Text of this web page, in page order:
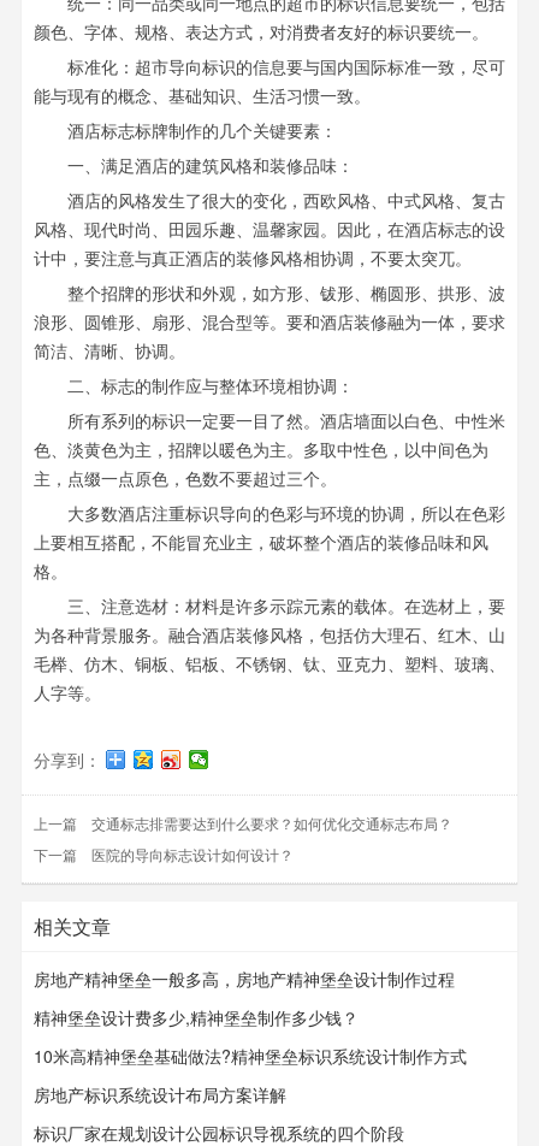
颜色、字体、规格、表达方式，对消费者友好的标识要统一。
标准化：超市导向标识的信息要与国内国际标准一致，尽可
能与现有的概念、基础知识、生活习惯一致。
酒店标志标牌制作的几个关键要素：
一、满足酒店的建筑风格和装修品味：
酒店的风格发生了很大的变化，西欧风格、中式风格、复古
风格、现代时尚、田园乐趣、温馨家园。因此，在酒店标志的设
计中，要注意与真正酒店的装修风格相协调，不要太突兀。
整个招牌的形状和外观，如方形、钹形、椭圆形、拱形、波
浪形、圆锥形、扇形、混合型等。要和酒店装修融为一体，要求
简洁、清晰、协调。
二、标志的制作应与整体环境相协调：
所有系列的标识一定要一目了然。酒店墙面以白色、中性米
色、淡黄色为主，招牌以暖色为主。多取中性色，以中间色为
主，点缀一点原色，色数不要超过三个。
大多数酒店注重标识导向的色彩与环境的协调，所以在色彩
上要相互搭配，不能冒充业主，破坏整个酒店的装修品味和风
格。
三、注意选材：材料是许多示踪元素的载体。在选材上，要
为各种背景服务。融合酒店装修风格，包括仿大理石、红木、山
毛榉、仿木、铜板、铝板、不锈钢、钛、亚克力、塑料、玻璃、
人字等。
分享到：
上一篇 交通标志排需要达到什么要求？如何优化交通标志布局？
下一篇 医院的导向标志设计如何设计？
相关文章
房地产精神堡垒一般多高，房地产精神堡垒设计制作过程
精神堡垒设计费多少,精神堡垒制作多少钱？
10米高精神堡垒基础做法?精神堡垒标识系统设计制作方式
房地产标识系统设计布局方案详解
标识厂家在规划设计公园标识导视系统的四个阶段